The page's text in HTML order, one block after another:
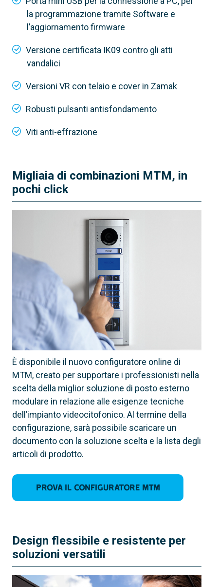
62030020
MTMV/IP
Tipologia connessione
60020030
MTM8C
Modulo 8 chiamate.
Via filo
la programmazione tramite Software e
l’aggiornamento firmware
Versione certificata IK09 contro gli atti
vandalici
Versioni VR con telaio e cover in Zamak
Robusti pulsanti antisfondamento
Viti anti-effrazione
Migliaia di combinazioni MTM, in
pochi click
È disponibile il nuovo configuratore online di
MTM, creato per supportare i professionisti nella
scelta della miglior soluzione di posto esterno
modulare in relazione alle esigenze tecniche
dell’impianto videocitofonico. Al termine della
configurazione, sarà possibile scaricare un
documento con la soluzione scelta e la lista degli
articoli di prodotto.
Prova il configuratore MTM
Design flessibile e resistente per
soluzioni versatili